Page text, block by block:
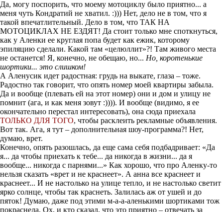
Да, могу поспорить, что моему мотоциклу было приятно... а
меня чуть Кондратий не хватил. :))) Нет, дело не в том, что я
такой впечатлительный. Дело в том, что ТАК НА
МОТОЦИКЛАХ НЕ ЕЗДЯТ! Да стоит только мне споткнуться,
как у Аленки ее круглая попа будет как ежик, которому
эпиляцию сделали. Какой там «целюллит»?! Там живого места
не останется! Я, конечно, не обещаю, но... Но, коротенькие
шортики... это слишком!
А Аленусик идет радостная: грудь на выкате, глаза – тоже.
Радостно так говорит, что опять номер моей квартиры забыла.
Да и вообще (плевать ей на этот номер) они и дом и улицу не
помнит (ага, и как меня зовут :)))). И вообще (видимо, я ее
окончательно перестал интересовать), она сюда приехала
ТОЛЬКО ДЛЯ ТОГО, чтобы расклеить рекламные объявления.
Вот так. Ага, я тут – дополнительная шоу-программа?! Нет,
думаю, врет.
Конечно, опять разошлась, да еще сама себя подбадривает: «Да
я... да чтобы приехать к тебе... да никогда в жизни... да я
вообще... никогда с парнями...» Как хорошо, что про Аленку-то
нельзя сказать «врет и не краснеет». А анна все краснеет и
краснеет... И не настолько на улице тепло, и не настолько светит
ярко солнце, чтобы так краснеть. Залилась аж от ушей и до
пяток! Думаю, даже под этими м-а-а-аленькими шортиками тож
покраснела. Ох, и кто сказал, что это приятно – отвечать за